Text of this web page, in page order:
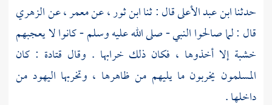
حدثناابن عبد الأعلىقال : ثناابن ثور، عنمعمر، عنالزهري
قال : لما صالحوا النبي - صلى الله عليه وسلم - كانوا لا يعجبهم
خشبة إلا أخذوها ، فكان ذلك خرابها . وقال قتادة : كان
المسلمون يخربون ما يليهم من ظاهرها ، وتخربها اليهود من
داخلها .